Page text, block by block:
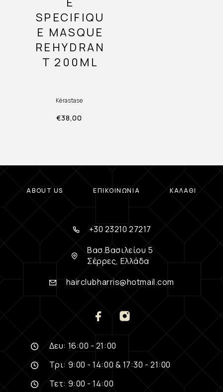
SPECIFIQU
E MASQUE
REHYDRAN
T 200ML
Kérastase
€38,00
ABOUT US ΕΠΙΚΟΙΝΩΝΊΑ ΚΑΛΆΘΙ
+30 23210 27217
Βασ.Βασιλείου 5
Σέρρες, Ελλάδα
hairclubharris@hotmail.com
Δευ: 16:00 - 21:00
Τρι: 9:00 - 14:00 & 17:30 - 21:00
Τετ: 9:00 - 14:00